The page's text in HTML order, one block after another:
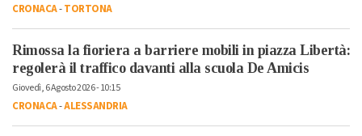
CRONACA-TORTONA
Rimossa la fioriera a barriere mobili in piazza Libertà:
regolerà il traffico davanti alla scuola De Amicis
Giovedì, 6 Agosto 2026 - 10:15
CRONACA-ALESSANDRIA